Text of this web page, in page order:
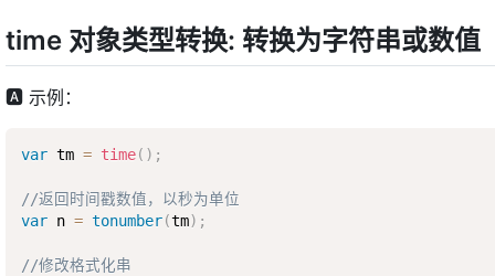
time 对象类型转换: 转换为字符串或数值
🅰 示例：
var tm = time( ) ;
//返回时间戳数值，以秒为单位
var n = tonumber(tm) ;
//修改格式化串